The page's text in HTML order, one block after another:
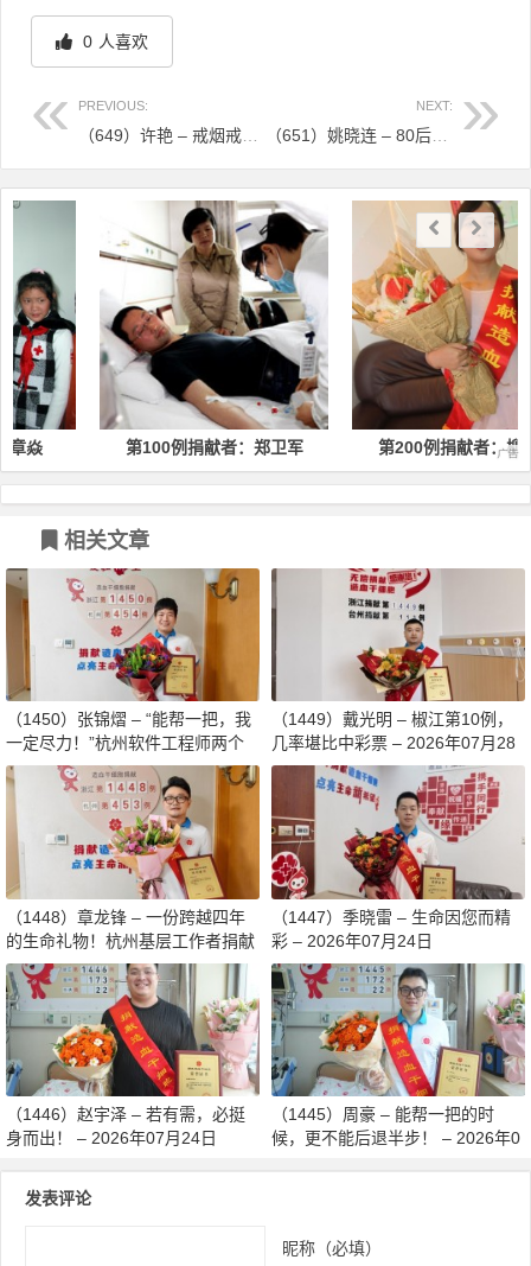
0 人喜欢
PREVIOUS: NEXT:
文章导航
第100例捐献者：郑卫军 第200例捐献者：柳蓓蕾
相关文章
（1450）张锦熠 – “能帮一把，我
一定尽力！”杭州软件工程师两个
月减重13斤赴生命之约 – 2026年0
8月03日
（1449）戴光明 – 椒江第10例，
几率堪比中彩票 – 2026年07月28
日
（1448）章龙锋 – 一份跨越四年
的生命礼物！杭州基层工作者捐献
造血干细胞传递希望 – 2026年07
月27日
（1447）季晓雷 – 生命因您而精
彩 – 2026年07月24日
（1446）赵宇泽 – 若有需，必挺
身而出！ – 2026年07月24日
（1445）周豪 – 能帮一把的时
候，更不能后退半步！ – 2026年0
发表评论
昵称（必填）